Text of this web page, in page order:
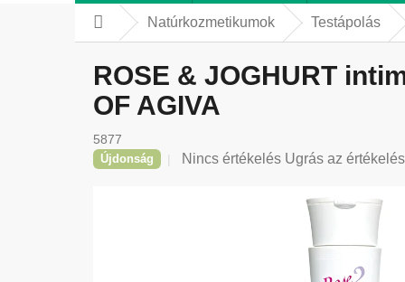
KezdőlapNatúrkozmetikumok Testápolás
ROSE & JOGHURT
OF AGIVA
5877
Újdonság
A
Nincs értékelés Ugrás az